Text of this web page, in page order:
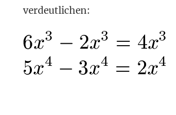
verdeutlichen: